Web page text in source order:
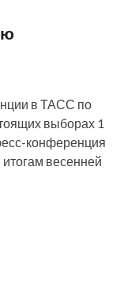
в ТАСС по
выборах 1
конференция
весенней